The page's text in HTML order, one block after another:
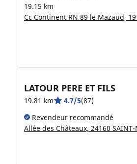
19.15 km
LATOUR PERE ET FILS
19.81 km 4.7/5(87)
Revendeur recommandé